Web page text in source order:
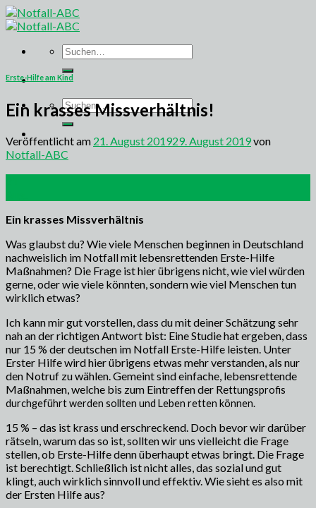
Skip
to
Suchen
nach:
Suchen
nach:
Erste-Hilfe am Kind
Ein krasses Missverhältnis!
Veröffentlicht am 21. August 201929. August 2019von
Notfall-ABC
Ein krasses Missverhältnis
Was glaubst du? Wie viele Menschen beginnen in Deutschland
nachweislich im Notfall mit lebensrettenden Erste-Hilfe
Maßnahmen? Die Frage ist hier übrigens nicht, wie viel würden
gerne, oder wie viele könnten, sondern wie viel Menschen tun
wirklich etwas?
Ich kann mir gut vorstellen, dass du mit deiner Schätzung sehr
nah an der richtigen Antwort bist: Eine Studie hat ergeben, dass
nur 15 % der deutschen im Notfall Erste-Hilfe leisten. Unter
Erster Hilfe wird hier übrigens etwas mehr verstanden, als nur
den Notruf zu wählen. Gemeint sind einfache, lebensrettende
Maßnahmen, welche bis zum Eintreffen der Rettungsprofis
durchgeführt werden sollten und Leben retten können.
15 % – das ist krass und erschreckend. Doch bevor wir darüber
rätseln, warum das so ist, sollten wir uns vielleicht die Frage
stellen, ob Erste-Hilfe denn überhaupt etwas bringt. Die Frage
ist berechtigt. Schließlich ist nicht alles, das sozial und gut
klingt, auch wirklich sinnvoll und effektiv. Wie sieht es also mit
der Ersten Hilfe aus?